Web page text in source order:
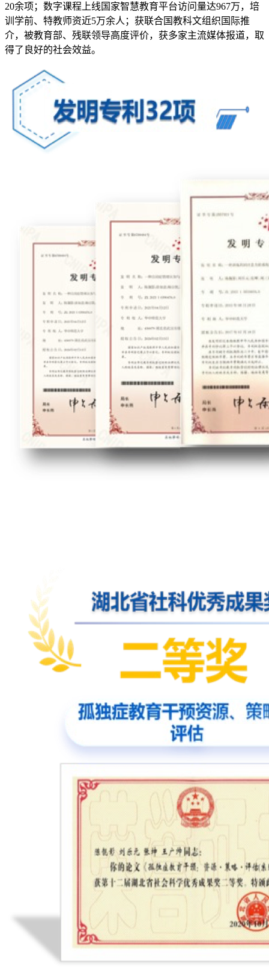
20余项；数字课程上线国家智慧教育平台访问量达967万，培
训学前、特教师资近5万余人；获联合国教科文组织国际推
介，被教育部、残联领导高度评价，获多家主流媒体报道，取
得了良好的社会效益。